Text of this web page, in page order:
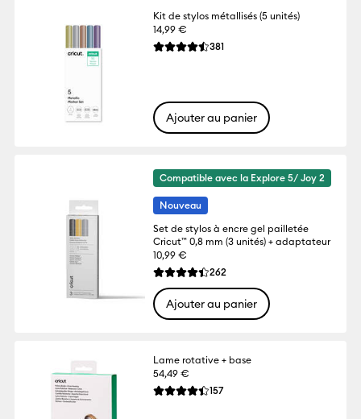
Kit de stylos métallisés (5 unités)
14,99 €
La note moyenne de ce produit est 4.5
381
Ajouter au panier
Compatible avec la Explore 5/ Joy 2
Nouveau
Set de stylos à encre gel pailletée
Cricut™ 0,8 mm (3 unités) + adaptateur
10,99 €
La note moyenne de ce produit est 4.4
262
Ajouter au panier
Lame rotative + base
54,49 €
La note moyenne de ce produit est 4.4
157Reviews